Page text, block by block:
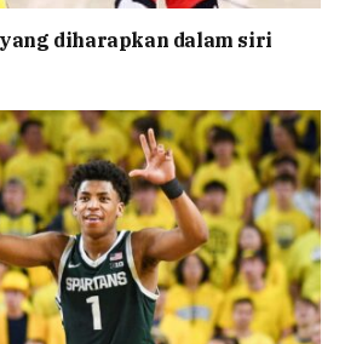
diharapkan dalam siri